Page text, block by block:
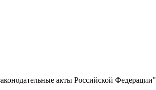
акты Российской Федерации"